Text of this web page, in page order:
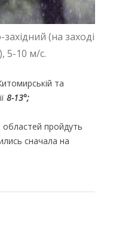
(на заході
5-10 м/с.
та
8-13°;
пройдуть
сначала на